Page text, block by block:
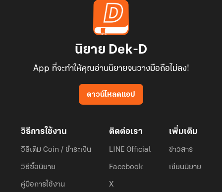
นิยาย Dek-D
App ที่จะทำให้คุณอ่านนิยายจนวางมือถือไม่ลง!
ดาวน์โหลดแอป
วิธีการใช้งาน
วิธีเติม Coin / ชำระเงิน
วิธีซื้อนิยาย
คู่มือการใช้งาน
ติดต่อเรา
LINE Official
Facebook
X
เพิ่มเติม
ข่าวสาร
เขียนนิยาย